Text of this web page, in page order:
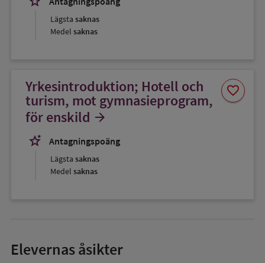
Lägsta saknas
Medel saknas
Yrkesintroduktion; Hotell och
turism, mot gymnasieprogram,
för enskild arrow_forward
stars_2
Antagningspoäng
Lägsta saknas
Medel saknas
favorite
Spara
som
Elevernas åsikter